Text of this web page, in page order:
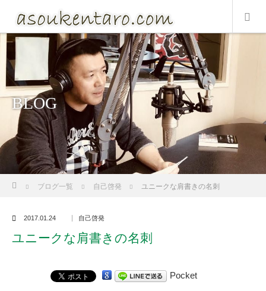
BLOG
ブログ一覧 自己啓発 ユニークな肩書きの名刺
2017.01.24 自己啓発
ユニークな肩書きの名刺
Pocket